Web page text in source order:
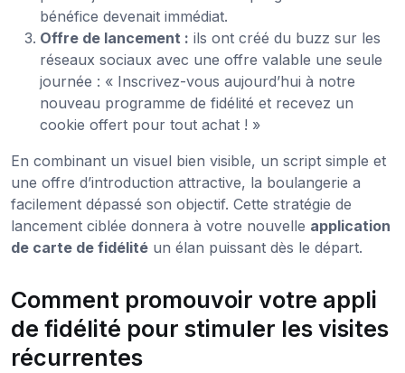
bénéfice devenait immédiat.
Offre de lancement : ils ont créé du buzz sur les
réseaux sociaux avec une offre valable une seule
journée : « Inscrivez-vous aujourd’hui à notre
nouveau programme de fidélité et recevez un
cookie offert pour tout achat ! »
En combinant un visuel bien visible, un script simple et
une offre d’introduction attractive, la boulangerie a
facilement dépassé son objectif. Cette stratégie de
lancement ciblée donnera à votre nouvelle application
de carte de fidélité un élan puissant dès le départ.
Comment promouvoir votre appli
de fidélité pour stimuler les visites
récurrentes